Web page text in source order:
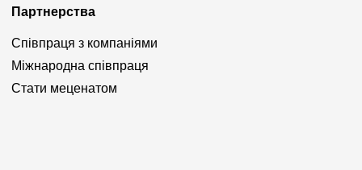
Партнерства
Співпраця з компаніями
Міжнародна співпраця
Стати меценатом